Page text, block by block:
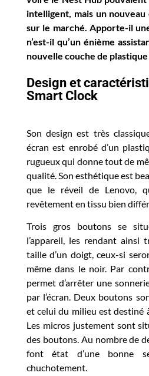
intelligent, mais un
sur le marché. Apporte-il
n’est-il qu’un énième
nouvelle couche de plastique
Design et
Smart Clock
Son design est très
écran est enrobé d’un
rugueux qui donne tout de
qualité. Son esthétique est
que le réveil de Lenovo,
revêtement en tissu bien
Trois gros boutons se
l’appareil, les rendant ainsi
taille d’un doigt, ceux-si
même dans le noir. Par
permet d’arrêter une
par l’écran. Deux boutons
et celui du milieu est destiné
Les micros justement sont
des boutons. Au nombre de
font état d’une bonne
chuchotement.